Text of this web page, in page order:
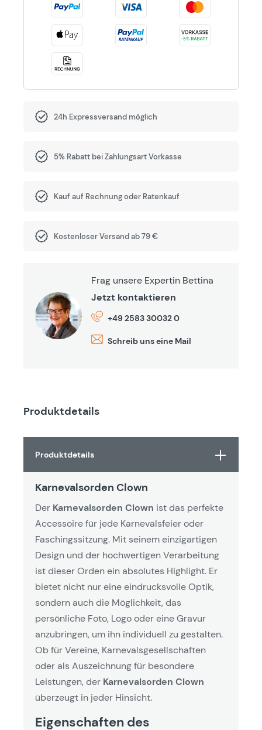
24h Expressversand möglich
5% Rabatt bei Zahlungsart Vorkasse
Kauf auf Rechnung oder Ratenkauf
Kostenloser Versand ab 79 €
Frag unsere Expertin Bettina
Jetzt kontaktieren
+49 2583 30032 0
Schreib uns eine Mail
Produktdetails
Produktdetails
Karnevalsorden Clown
Der Karnevalsorden Clown ist das perfekte
Accessoire für jede Karnevalsfeier oder
Faschingssitzung. Mit seinem einzigartigen
Design und der hochwertigen Verarbeitung
ist dieser Orden ein absolutes Highlight. Er
bietet nicht nur eine eindrucksvolle Optik,
sondern auch die Möglichkeit, das
persönliche Foto, Logo oder eine Gravur
anzubringen, um ihn individuell zu gestalten.
Ob für Vereine, Karnevalsgesellschaften
oder als Auszeichnung für besondere
Leistungen, der Karnevalsorden Clown
überzeugt in jeder Hinsicht.
Eigenschaften des